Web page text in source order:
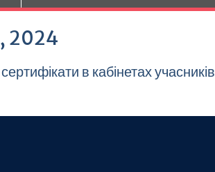
2024
в кабінетах учасників